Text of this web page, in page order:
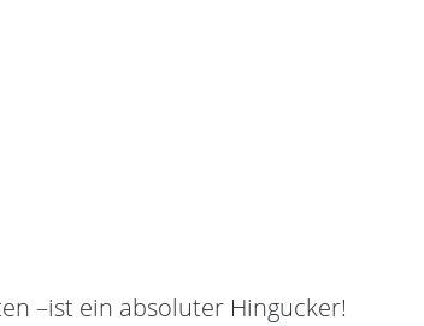
–ist ein absoluter Hingucker!